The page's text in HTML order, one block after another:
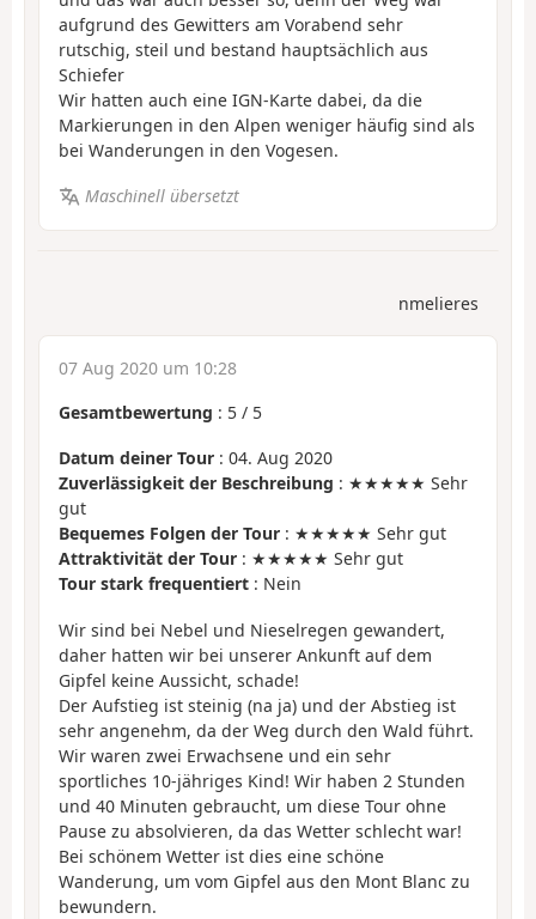
aufgrund des Gewitters am Vorabend sehr
rutschig, steil und bestand hauptsächlich aus
Schiefer
Wir hatten auch eine IGN-Karte dabei, da die
Markierungen in den Alpen weniger häufig sind als
bei Wanderungen in den Vogesen.
Maschinell übersetzt
nmelieres
07 Aug 2020 um 10:28
Gesamtbewertung : 5 / 5
Datum deiner Tour : 04. Aug 2020
Zuverlässigkeit der Beschreibung : ★★★★★ Sehr
gut
Bequemes Folgen der Tour : ★★★★★ Sehr gut
Attraktivität der Tour : ★★★★★ Sehr gut
Tour stark frequentiert : Nein
Wir sind bei Nebel und Nieselregen gewandert,
daher hatten wir bei unserer Ankunft auf dem
Gipfel keine Aussicht, schade!
Der Aufstieg ist steinig (na ja) und der Abstieg ist
sehr angenehm, da der Weg durch den Wald führt.
Wir waren zwei Erwachsene und ein sehr
sportliches 10-jähriges Kind! Wir haben 2 Stunden
und 40 Minuten gebraucht, um diese Tour ohne
Pause zu absolvieren, da das Wetter schlecht war!
Bei schönem Wetter ist dies eine schöne
Wanderung, um vom Gipfel aus den Mont Blanc zu
bewundern.